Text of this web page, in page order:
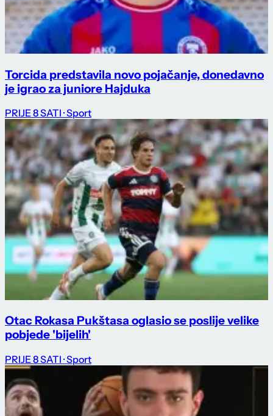
Torcida predstavila novo pojačanje, donedavno
je igrao za juniore Hajduka
PRIJE 8 SATI · Sport
Otac Rokasa Pukštasa oglasio se poslije velike
pobjede 'bijelih'
PRIJE 8 SATI · Sport